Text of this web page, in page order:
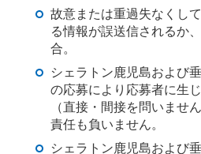
故意または重過失なくし
る情報が誤送信されるか
合。
シェラトン鹿児島および
の応募により応募者に生
（直接・間接を問いませ
責任も負いません。
シェラトン鹿児島および